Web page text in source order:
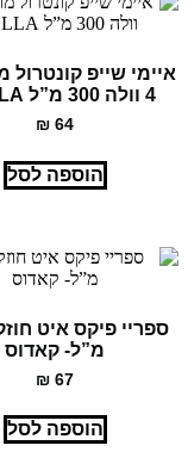
איימי שייפ קונטרול
4 וולה 300 מ”ל WELLA
₪ 64
הוספה לסל
מ”ל- קאדוס
₪ 67
הוספה לסל